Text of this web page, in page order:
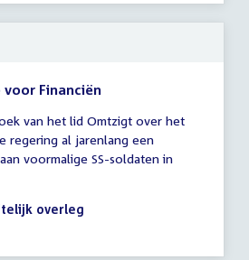
Financiën
van het lid Omtzigt over het
regering al jarenlang een
voormalige SS-soldaten in
overleg